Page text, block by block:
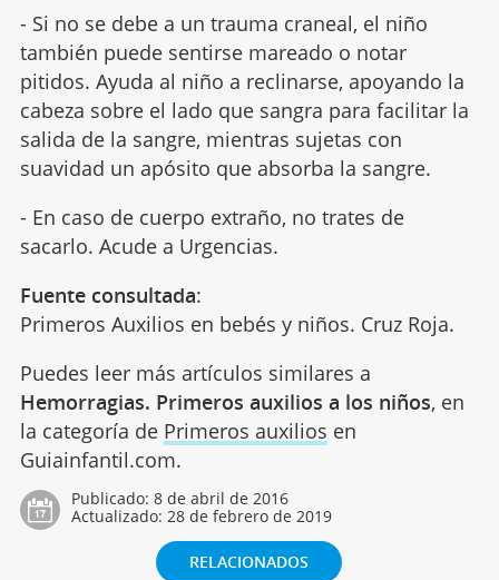
- Si no se debe a un trauma craneal, el niño
también puede sentirse mareado o notar
pitidos. Ayuda al niño a reclinarse, apoyando la
cabeza sobre el lado que sangra para facilitar la
salida de la sangre, mientras sujetas con
suavidad un apósito que absorba la sangre.
- En caso de cuerpo extraño, no trates de
sacarlo. Acude a Urgencias.
Fuente consultada:
Primeros Auxilios en bebés y niños. Cruz Roja.
Puedes leer más artículos similares a
Hemorragias. Primeros auxilios a los niños, en
la categoría de Primeros auxilios en
Guiainfantil.com.
Publicado: 8 de abril de 2016
Actualizado: 28 de febrero de 2019
RELACIONADOS